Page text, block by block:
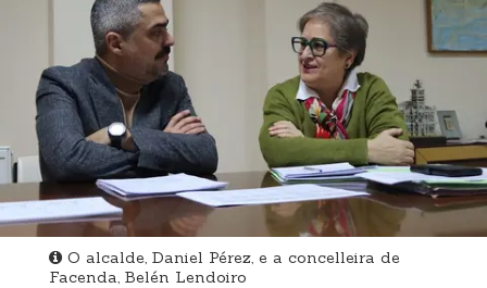
O alcalde, Daniel Pérez, e a concelleira de
Facenda, Belén Lendoiro